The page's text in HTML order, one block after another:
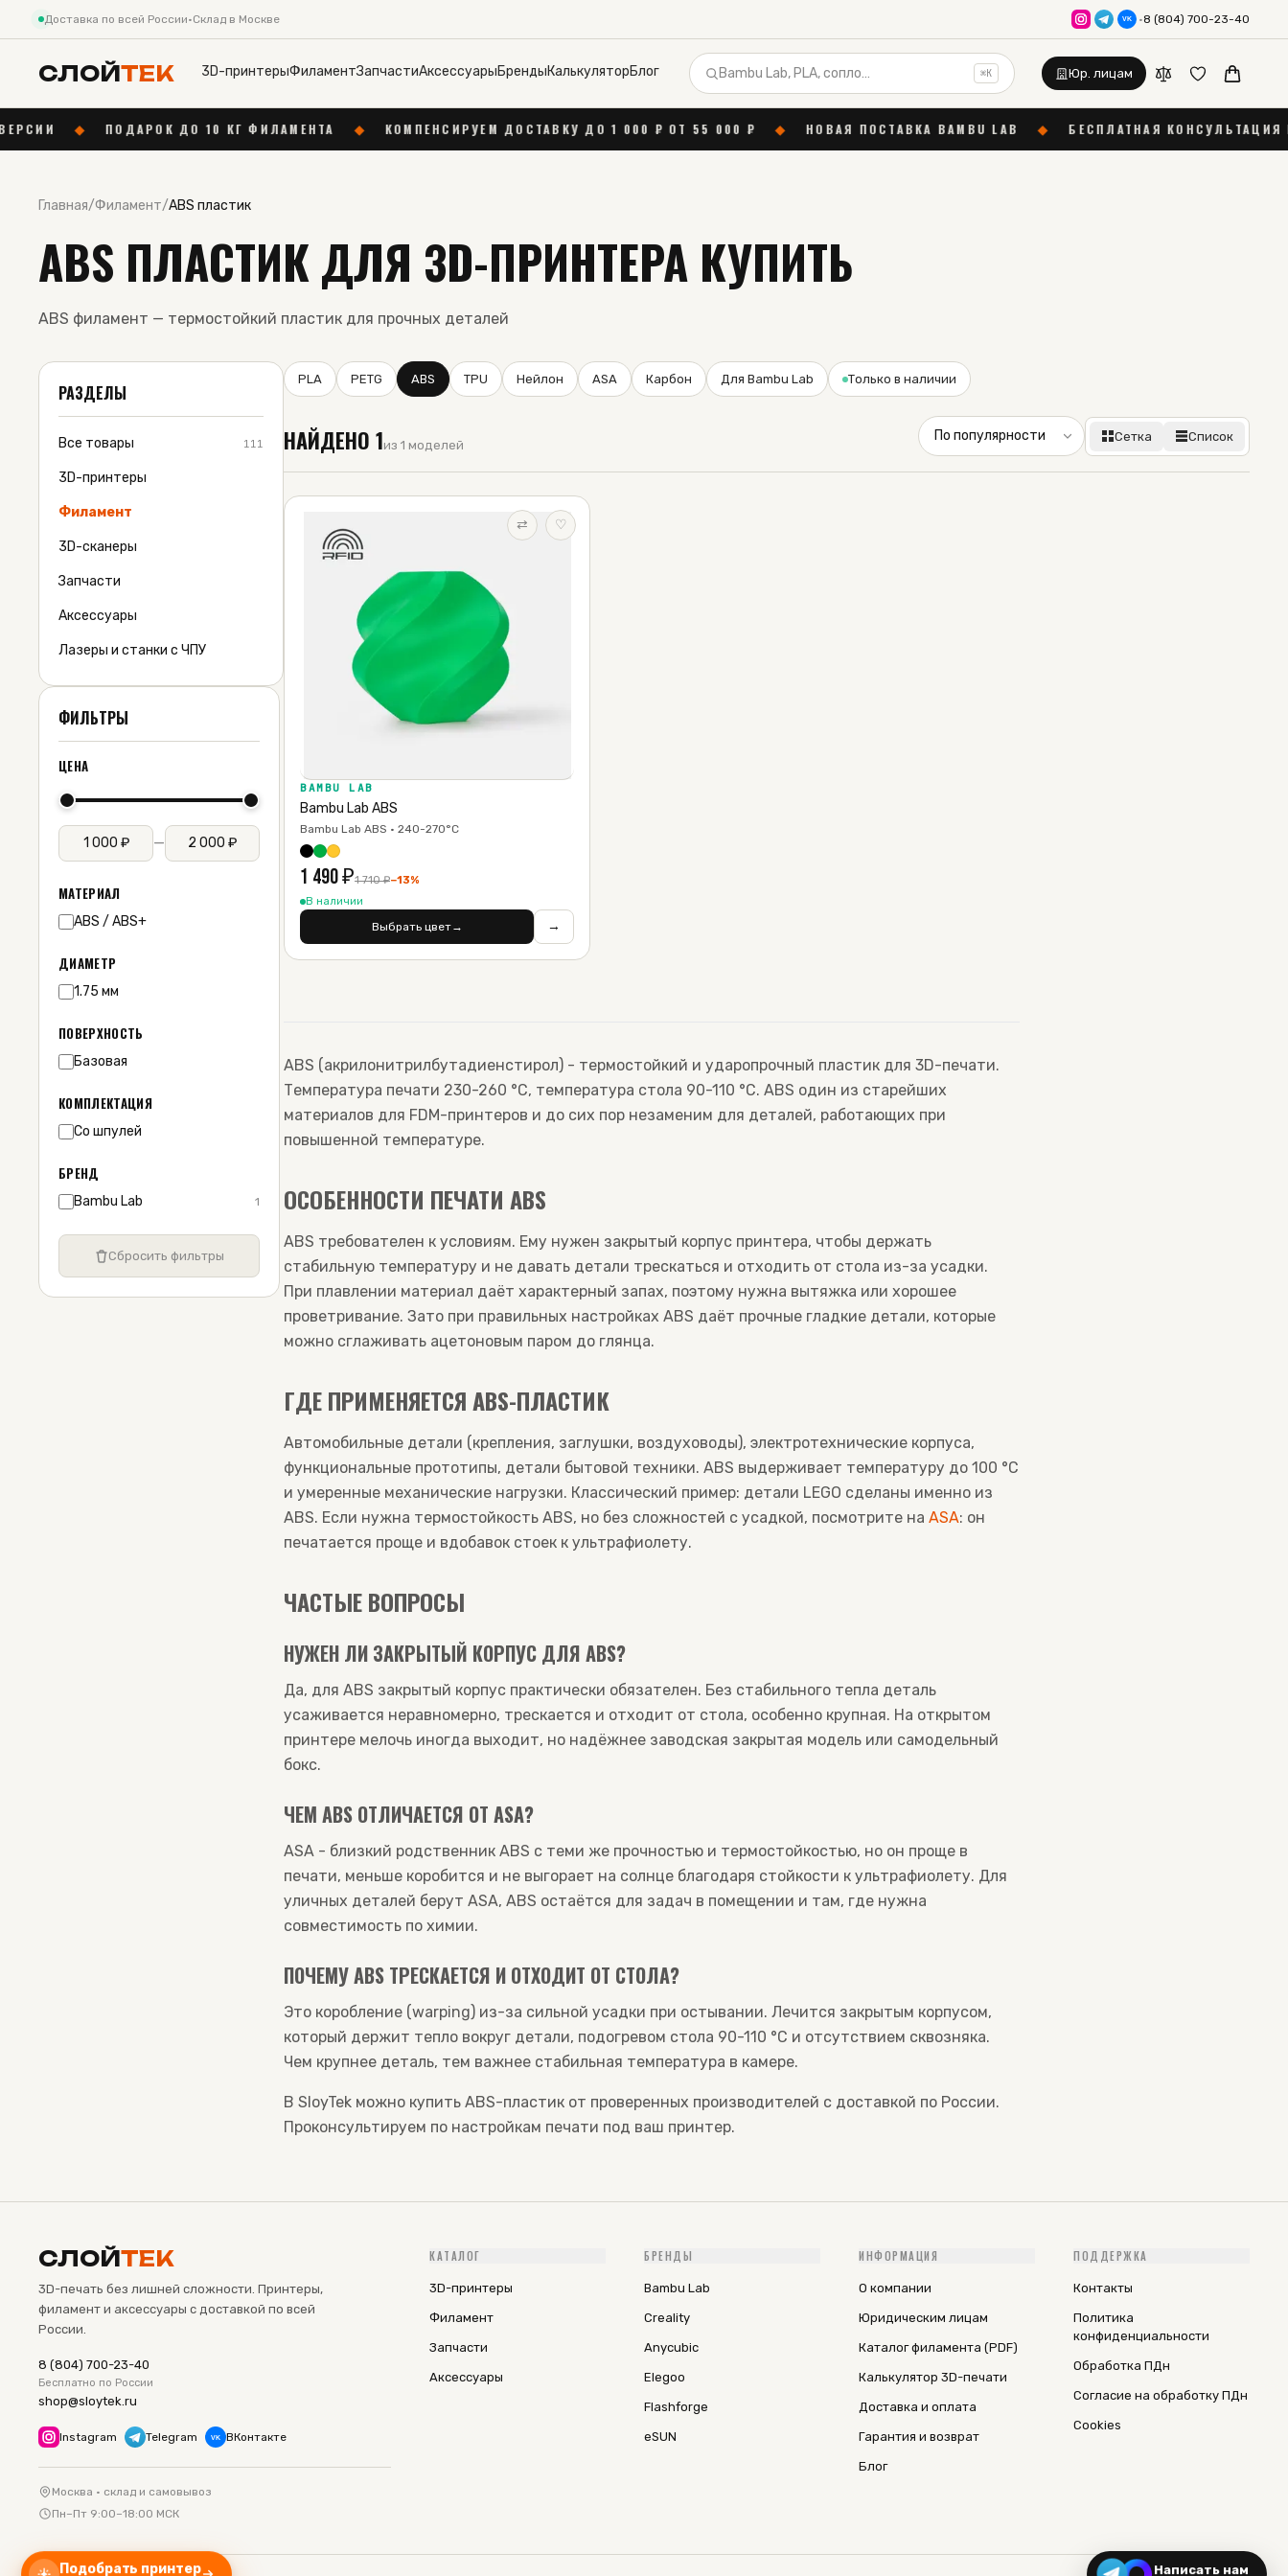
Доставка по всей России·Склад в Москве VK ·8 (804) 700-23-40
СЛОЙТЕК 3D-принтерыФиламентЗапчастиАксессуарыБрендыКалькуляторБлог ⌘K Юр. лицам
ПОДАРОК ДО 10 КГ ФИЛАМЕНТА ◆ КОМПЕНСИРУЕМ ДОСТАВКУ ДО 1 000 ₽ ОТ 55 000 ₽ ◆ НОВАЯ ПОСТАВКА BAMBU LAB ◆ БЕСПЛАТНАЯ КОНСУЛЬТАЦИЯ В
Главная/Филамент/ABS пластик
ABS ПЛАСТИК ДЛЯ 3D-ПРИНТЕРА КУПИТЬ
ABS филамент — термостойкий пластик для прочных деталей
РАЗДЕЛЫ
Все товары 111
3D-принтеры
Филамент
3D-сканеры
Запчасти
Аксессуары
Лазеры и станки с ЧПУ
ФИЛЬТРЫ
ЦЕНА
—
МАТЕРИАЛ
ABS / ABS+
ДИАМЕТР
1.75 мм
ПОВЕРХНОСТЬ
Базовая
КОМПЛЕКТАЦИЯ
Со шпулей
БРЕНД
Bambu Lab 1
Сбросить фильтры
PLA PETG ABS TPU Нейлон ASA Карбон Для Bambu Lab Только в наличии
НАЙДЕНО 1из 1 моделей
Сетка Список
⇄ ♡
BAMBU LAB
Bambu Lab ABS
Bambu Lab ABS · 240-270°C
1 490₽1 710₽−13%
В наличии
Выбрать цвет→ →
ABS (акрилонитрилбутадиенстирол) - термостойкий и ударопрочный пластик для 3D-печати.
Температура печати 230-260 °C, температура стола 90-110 °C. ABS один из старейших
материалов для FDM-принтеров и до сих пор незаменим для деталей, работающих при
повышенной температуре.
ОСОБЕННОСТИ ПЕЧАТИ ABS
ABS требователен к условиям. Ему нужен закрытый корпус принтера, чтобы держать
стабильную температуру и не давать детали трескаться и отходить от стола из-за усадки.
При плавлении материал даёт характерный запах, поэтому нужна вытяжка или хорошее
проветривание. Зато при правильных настройках ABS даёт прочные гладкие детали, которые
можно сглаживать ацетоновым паром до глянца.
ГДЕ ПРИМЕНЯЕТСЯ ABS-ПЛАСТИК
Автомобильные детали (крепления, заглушки, воздуховоды), электротехнические корпуса,
функциональные прототипы, детали бытовой техники. ABS выдерживает температуру до 100 °C
и умеренные механические нагрузки. Классический пример: детали LEGO сделаны именно из
ABS. Если нужна термостойкость ABS, но без сложностей с усадкой, посмотрите на ASA: он
печатается проще и вдобавок стоек к ультрафиолету.
ЧАСТЫЕ ВОПРОСЫ
НУЖЕН ЛИ ЗАКРЫТЫЙ КОРПУС ДЛЯ ABS?
Да, для ABS закрытый корпус практически обязателен. Без стабильного тепла деталь
усаживается неравномерно, трескается и отходит от стола, особенно крупная. На открытом
принтере мелочь иногда выходит, но надёжнее заводская закрытая модель или самодельный
бокс.
ЧЕМ ABS ОТЛИЧАЕТСЯ ОТ ASA?
ASA - близкий родственник ABS с теми же прочностью и термостойкостью, но он проще в
печати, меньше коробится и не выгорает на солнце благодаря стойкости к ультрафиолету. Для
уличных деталей берут ASA, ABS остаётся для задач в помещении и там, где нужна
совместимость по химии.
ПОЧЕМУ ABS ТРЕСКАЕТСЯ И ОТХОДИТ ОТ СТОЛА?
Это коробление (warping) из-за сильной усадки при остывании. Лечится закрытым корпусом,
который держит тепло вокруг детали, подогревом стола 90-110 °C и отсутствием сквозняка.
Чем крупнее деталь, тем важнее стабильная температура в камере.
В SloyTek можно купить ABS-пластик от проверенных производителей с доставкой по России.
Проконсультируем по настройкам печати под ваш принтер.
СЛОЙТЕК
3D-печать без лишней сложности. Принтеры,
филамент и аксессуары с доставкой по всей
России.
8 (804) 700-23-40
Бесплатно по России
shop@sloytek.ru
Instagram Telegram VK ВКонтакте
Москва · склад и самовывоз
Пн–Пт 9:00–18:00 МСК
КАТАЛОГ
3D-принтеры
Филамент
Запчасти
Аксессуары
БРЕНДЫ
Bambu Lab
Creality
Anycubic
Elegoo
Flashforge
eSUN
ИНФОРМАЦИЯ
О компании
Юридическим лицам
Каталог филамента (PDF)
Калькулятор 3D-печати
Доставка и оплата
Гарантия и возврат
Блог
ПОДДЕРЖКА
Контакты
Политика
конфиденциальности
Обработка ПДн
Согласие на обработку ПДн
Cookies
Написать нам
Подобрать принтер